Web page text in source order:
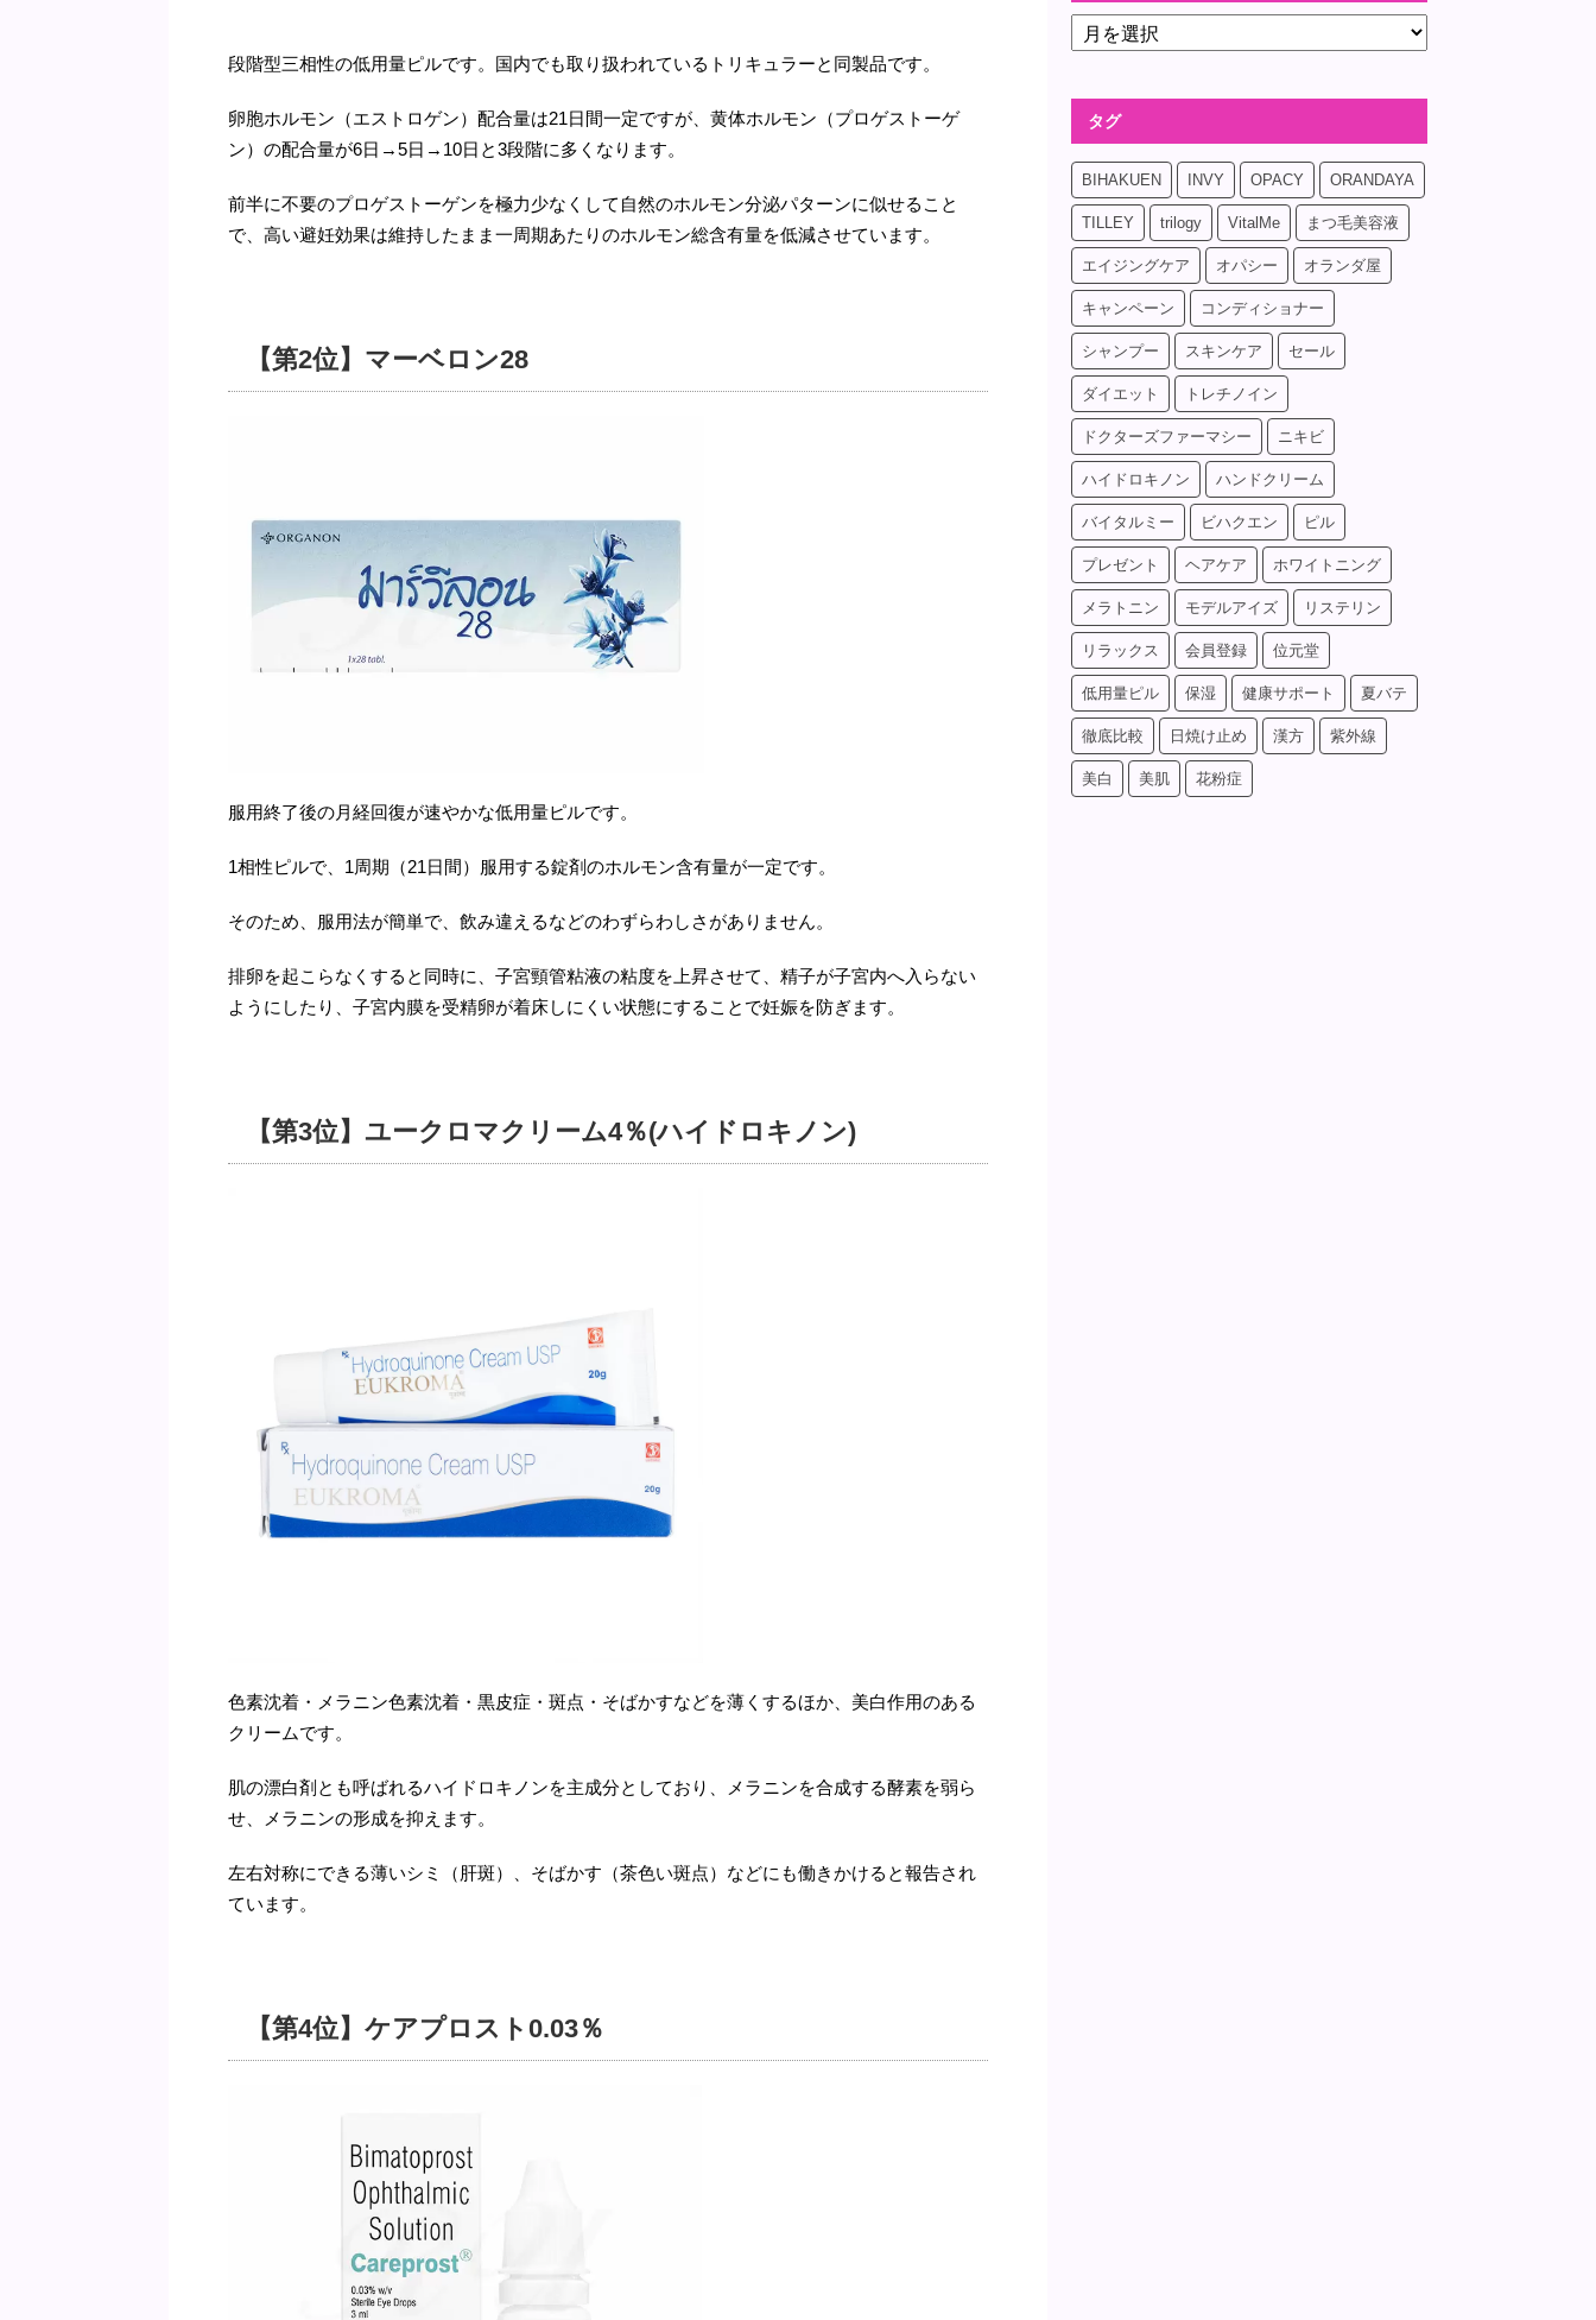
段階型三相性の低用量ピルです。国内でも取り扱われているトリキュラーと同製品です。
卵胞ホルモン（エストロゲン）配合量は21日間一定ですが、黄体ホルモン（プロゲストーゲ
ン）の配合量が6日→5日→10日と3段階に多くなります。
前半に不要のプロゲストーゲンを極力少なくして自然のホルモン分泌パターンに似せること
で、高い避妊効果は維持したまま一周期あたりのホルモン総含有量を低減させています。
【第2位】マーベロン28
服用終了後の月経回復が速やかな低用量ピルです。
1相性ピルで、1周期（21日間）服用する錠剤のホルモン含有量が一定です。
そのため、服用法が簡単で、飲み違えるなどのわずらわしさがありません。
排卵を起こらなくすると同時に、子宮頸管粘液の粘度を上昇させて、精子が子宮内へ入らない
ようにしたり、子宮内膜を受精卵が着床しにくい状態にすることで妊娠を防ぎます。
【第3位】ユークロマクリーム4％(ハイドロキノン)
色素沈着・メラニン色素沈着・黒皮症・斑点・そばかすなどを薄くするほか、美白作用のある
クリームです。
肌の漂白剤とも呼ばれるハイドロキノンを主成分としており、メラニンを合成する酵素を弱ら
せ、メラニンの形成を抑えます。
左右対称にできる薄いシミ（肝斑）、そばかす（茶色い斑点）などにも働きかけると報告され
ています。
【第4位】ケアプロスト0.03％
タグ
BIHAKUEN INVY OPACY ORANDAYA
TILLEY trilogy VitalMe まつ毛美容液
エイジングケア オパシー オランダ屋
キャンペーン コンディショナー
シャンプー スキンケア セール
ダイエット トレチノイン
ドクターズファーマシー ニキビ
ハイドロキノン ハンドクリーム
バイタルミー ビハクエン ピル
プレゼント ヘアケア ホワイトニング
メラトニン モデルアイズ リステリン
リラックス 会員登録 位元堂
低用量ピル 保湿 健康サポート 夏バテ
徹底比較 日焼け止め 漢方 紫外線
美白 美肌 花粉症